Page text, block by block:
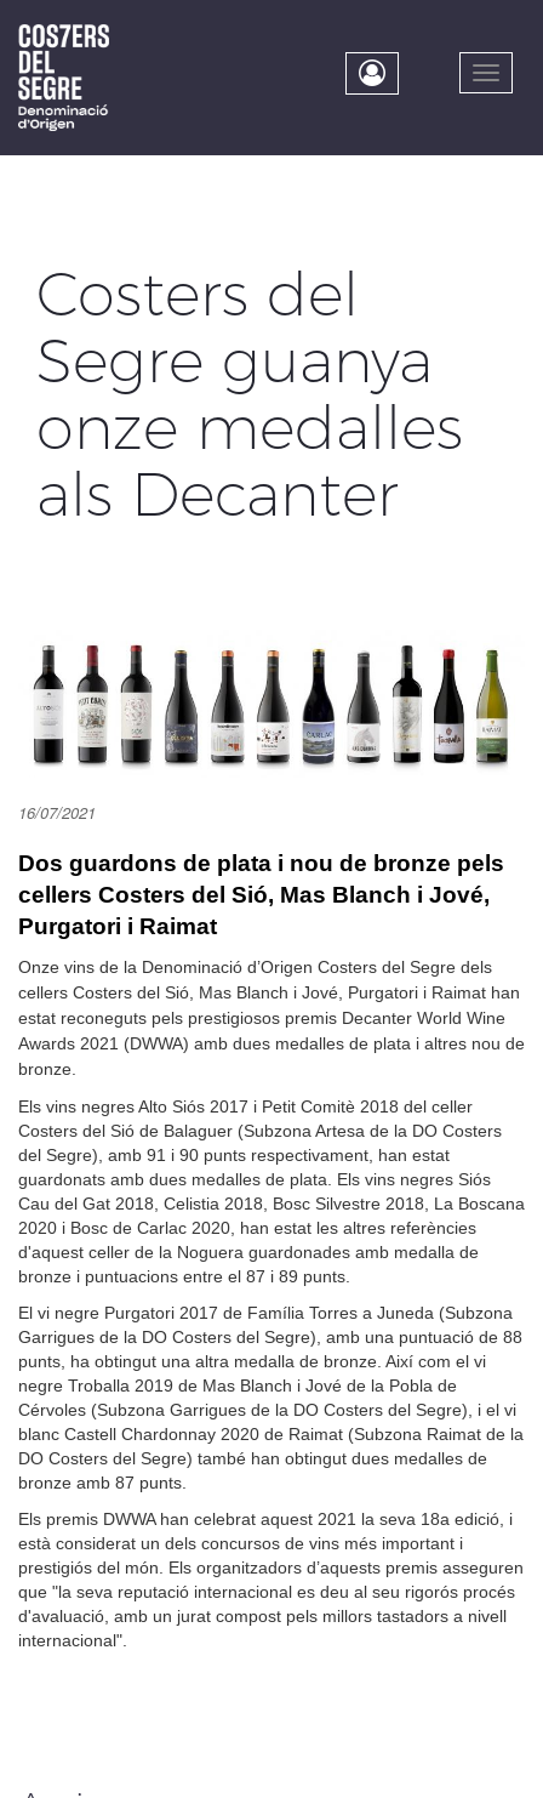
main
content
Toggle
Costers del
Segre guanya
onze medalles
als Decanter
16/07/2021
Dos guardons de plata i nou de bronze pels
cellers Costers del Sió, Mas Blanch i Jové,
Purgatori i Raimat
Onze vins de la Denominació d’Origen Costers del Segre dels
cellers Costers del Sió, Mas Blanch i Jové, Purgatori i Raimat han
estat reconeguts pels prestigiosos premis Decanter World Wine
Awards 2021 (DWWA) amb dues medalles de plata i altres nou de
bronze.
Els vins negres Alto Siós 2017 i Petit Comitè 2018 del celler
Costers del Sió de Balaguer (Subzona Artesa de la DO Costers
del Segre), amb 91 i 90 punts respectivament, han estat
guardonats amb dues medalles de plata. Els vins negres Siós
Cau del Gat 2018, Celistia 2018, Bosc Silvestre 2018, La Boscana
2020 i Bosc de Carlac 2020, han estat les altres referències
d'aquest celler de la Noguera guardonades amb medalla de
bronze i puntuacions entre el 87 i 89 punts.
El vi negre Purgatori 2017 de Família Torres a Juneda (Subzona
Garrigues de la DO Costers del Segre), amb una puntuació de 88
punts, ha obtingut una altra medalla de bronze. Així com el vi
negre Troballa 2019 de Mas Blanch i Jové de la Pobla de
Cérvoles (Subzona Garrigues de la DO Costers del Segre), i el vi
blanc Castell Chardonnay 2020 de Raimat (Subzona Raimat de la
DO Costers del Segre) també han obtingut dues medalles de
bronze amb 87 punts.
Els premis DWWA han celebrat aquest 2021 la seva 18a edició, i
està considerat un dels concursos de vins més important i
prestigiós del món. Els organitzadors d’aquests premis asseguren
que "la seva reputació internacional es deu al seu rigorós procés
d'avaluació, amb un jurat compost pels millors tastadors a nivell
internacional".